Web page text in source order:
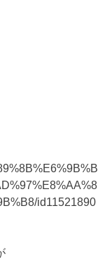
id11521890